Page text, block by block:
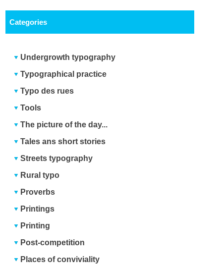
Categories
Undergrowth typography
Typographical practice
Typo des rues
Tools
The picture of the day...
Tales ans short stories
Streets typography
Rural typo
Proverbs
Printings
Printing
Post-competition
Places of conviviality